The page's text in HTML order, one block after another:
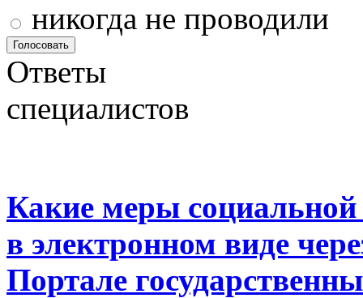
никогда не проводили
Ответы
специалистов
Какие меры
в электронном виде
Портале